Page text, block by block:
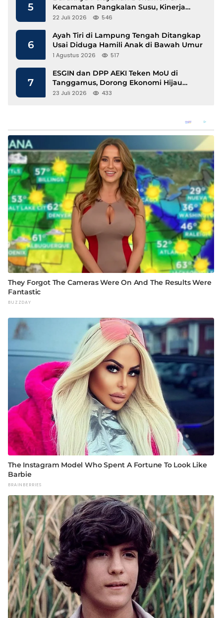
5
Kecamatan Pangkalan Susu, Kinerja
Disdukcapil Langkat Disorot
22 Juli 2026 546
6
Ayah Tiri di Lampung Tengah Ditangkap
Usai Diduga Hamili Anak di Bawah Umur
1 Agustus 2026 517
7
ESGIN dan DPP AEKI Teken MoU di
Tanggamus, Dorong Ekonomi Hijau
Berbasis Kopi dan Perdagangan Karbon
23 Juli 2026 433